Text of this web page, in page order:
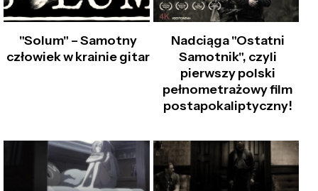
"Solum" – Samotny
człowiek w krainie gitar
Nadciąga "Ostatni
Samotnik", czyli
pierwszy polski
pełnometrażowy film
postapokaliptyczny!